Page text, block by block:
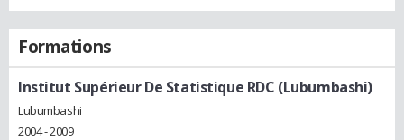
Formations
Institut Supérieur De Statistique RDC (Lubumbashi)
Lubumbashi
2004 - 2009